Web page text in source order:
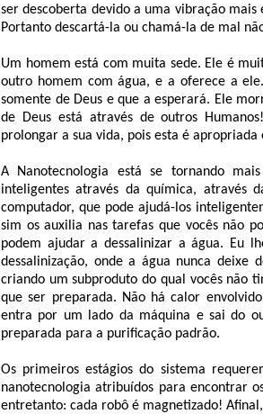
ser descoberta devido a uma vibração
Portanto descartá-la ou chamá-la de mal
Um homem está com muita sede. Ele é
outro homem com água, e a oferece a
somente de Deus e que a esperará. Ele
de Deus está através de outros
prolongar a sua vida, pois esta é
A Nanotecnologia está se tornando
inteligentes através da química, através
computador, que pode ajudá-los
sim os auxilia nas tarefas que vocês não
podem ajudar a dessalinizar a água. Eu
dessalinização, onde a água nunca
criando um subproduto do qual vocês não
que ser preparada. Não há calor
entra por um lado da máquina e sai do
preparada para a purificação padrão.
Os primeiros estágios do sistema
nanotecnologia atribuídos para encontrar
entretanto: cada robô é magnetizado!